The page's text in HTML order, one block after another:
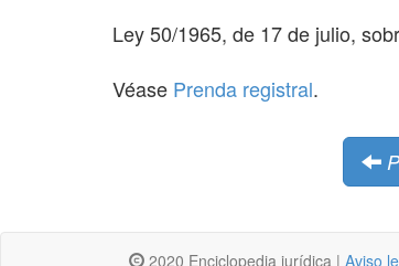
Ley 50/1965, de 17 de julio,
Véase Prenda registral.
2020 Enciclopedia jurídica | Aviso